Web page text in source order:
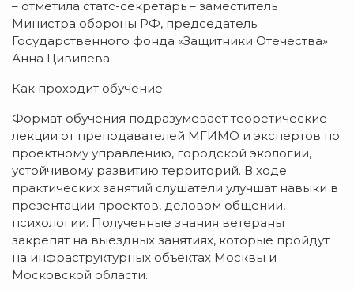
– отметила статс-секретарь – заместитель
Министра обороны РФ, председатель
Государственного фонда «Защитники Отечества»
Анна Цивилева.
Как проходит обучение
Формат обучения подразумевает теоретические
лекции от преподавателей МГИМО и экспертов по
проектному управлению, городской экологии,
устойчивому развитию территорий. В ходе
практических занятий слушатели улучшат навыки в
презентации проектов, деловом общении,
психологии. Полученные знания ветераны
закрепят на выездных занятиях, которые пройдут
на инфраструктурных объектах Москвы и
Московской области.